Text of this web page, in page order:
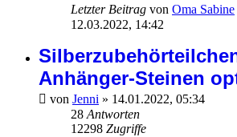
Letzter Beitrag von Oma Sabine
12.03.2022, 14:42
Anhänger-Steinen
von Jenni » 14.01.2022, 05:34
28 Antworten
12298 Zugriffe